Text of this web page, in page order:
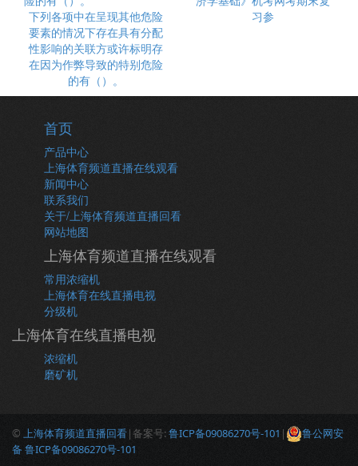
下列各项中在呈现其他危险
要素的情况下存在具有分配
性影响的关联方或许标明存
在因为作弊导致的特别危险
的有（）。
习参
首页
产品中心
上海体育频道直播在线观看
新闻中心
联系我们
关于/上海体育频道直播回看
网站地图
上海体育频道直播在线观看
常用浓缩机
上海体育在线直播电视
分级机
上海体育在线直播电视
浓缩机
磨矿机
© 上海体育频道直播回看|备案号:鲁ICP备09086270号-101 |
鲁公网安
备 鲁ICP备09086270号-101